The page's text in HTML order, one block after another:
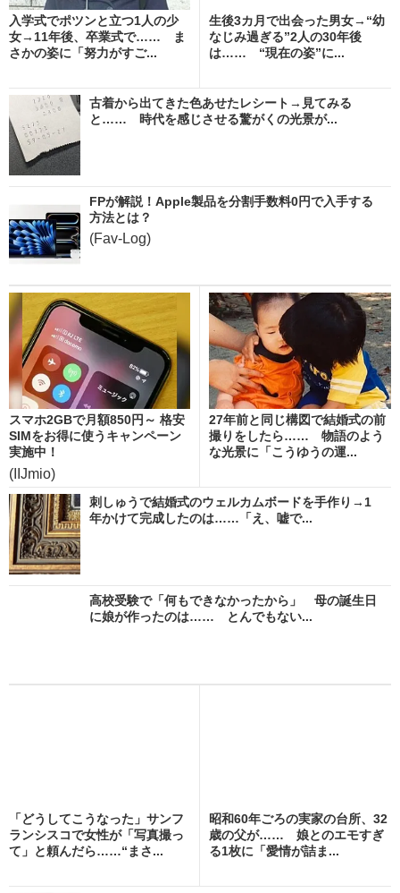
入学式でポツンと立つ1人の少
女→11年後、卒業式で…… ま
さかの姿に「努力がすご...
生後3カ月で出会った男女→“幼
なじみ過ぎる”2人の30年後
は…… “現在の姿”に...
古着から出てきた色あせたレシート→見てみる
と…… 時代を感じさせる驚がくの光景が...
FPが解説！Apple製品を分割手数料0円で入手する
方法とは？
(Fav-Log)
スマホ2GBで月額850円～ 格安
SIMをお得に使うキャンペーン
実施中！
(IIJmio)
27年前と同じ構図で結婚式の前
撮りをしたら…… 物語のよう
な光景に「こうゆうの運...
刺しゅうで結婚式のウェルカムボードを手作り→1
年かけて完成したのは……「え、嘘で...
高校受験で「何もできなかったから」 母の誕生日
に娘が作ったのは…… とんでもない...
「どうしてこうなった」サンフ
ランシスコで女性が「写真撮っ
て」と頼んだら……“まさ...
昭和60年ごろの実家の台所、32
歳の父が…… 娘とのエモすぎ
る1枚に「愛情が詰ま...